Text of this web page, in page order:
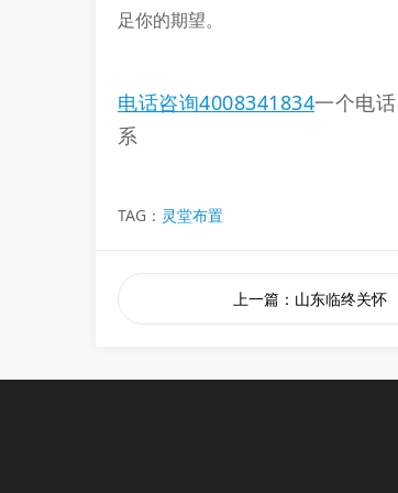
足你的期望。
电话咨询4008341834一个电
系
TAG： 灵堂布置
上一篇：山东临终关怀